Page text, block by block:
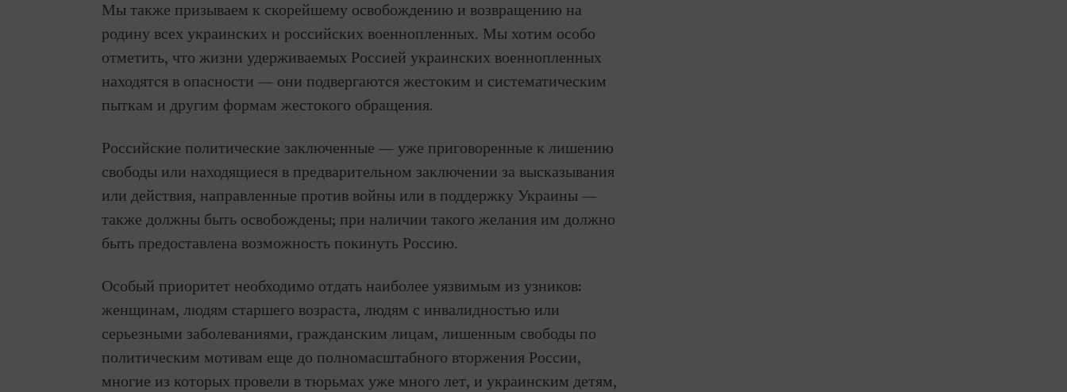
Мы также призываем к скорейшему освобождению и возвращению на
родину всех украинских и российских военнопленных. Мы хотим особо
отметить, что жизни удерживаемых Россией украинских военнопленных
находятся в опасности — они подвергаются жестоким и систематическим
пыткам и другим формам жестокого обращения.
Российские политические заключенные — уже приговоренные к лишению
свободы или находящиеся в предварительном заключении за высказывания
или действия, направленные против войны или в поддержку Украины —
также должны быть освобождены; при наличии такого желания им должно
быть предоставлена возможность покинуть Россию.
Особый приоритет необходимо отдать наиболее уязвимым из узников:
женщинам, людям старшего возраста, людям с инвалидностью или
серьезными заболеваниями, гражданским лицам, лишенным свободы по
политическим мотивам еще до полномасштабного вторжения России,
многие из которых провели в тюрьмах уже много лет, и украинским детям,